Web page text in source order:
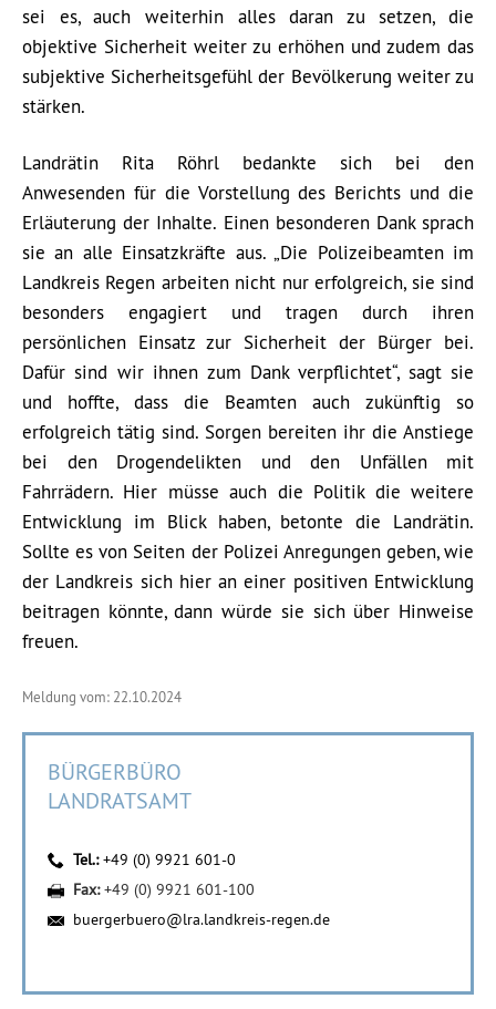
sei es, auch weiterhin alles daran zu setzen, die
objektive Sicherheit weiter zu erhöhen und zudem das
subjektive Sicherheitsgefühl der Bevölkerung weiter zu
stärken.
Landrätin Rita Röhrl bedankte sich bei den
Anwesenden für die Vorstellung des Berichts und die
Erläuterung der Inhalte. Einen besonderen Dank sprach
sie an alle Einsatzkräfte aus. „Die Polizeibeamten im
Landkreis Regen arbeiten nicht nur erfolgreich, sie sind
besonders engagiert und tragen durch ihren
persönlichen Einsatz zur Sicherheit der Bürger bei.
Dafür sind wir ihnen zum Dank verpflichtet“, sagt sie
und hoffte, dass die Beamten auch zukünftig so
erfolgreich tätig sind. Sorgen bereiten ihr die Anstiege
bei den Drogendelikten und den Unfällen mit
Fahrrädern. Hier müsse auch die Politik die weitere
Entwicklung im Blick haben, betonte die Landrätin.
Sollte es von Seiten der Polizei Anregungen geben, wie
der Landkreis sich hier an einer positiven Entwicklung
beitragen könnte, dann würde sie sich über Hinweise
freuen.
Meldung vom: 22.10.2024
BÜRGERBÜRO
LANDRATSAMT
Tel.:+49 (0) 9921 601-0
Fax:+49 (0) 9921 601-100
buergerbuero@lra.landkreis-regen.de